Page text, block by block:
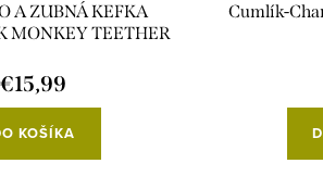
A ZUBNÁ KEFKA
MONKEY TEETHER
€15,99
KOŠÍKA
Cumlík-